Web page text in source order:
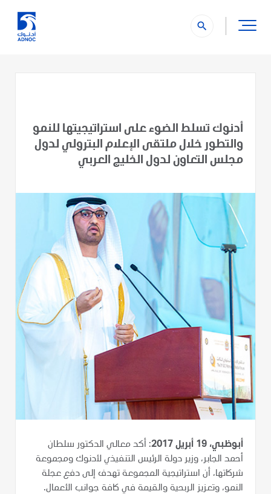
search
أدنوك تسلط الضوء على استراتيجيتها للنمو
والتطور خلال ملتقى الإعلام البترولي لدول
مجلس التعاون لدول الخليج العربي
أبوظبي، 19 أبريل 2017
: أكد معالي الدكتور سلطان
أحمد الجابر، وزير دولة الرئيس التنفيذي لأدنوك ومجموعة
شركاتها، أن استراتيجية المجموعة تهدف إلى دفع عجلة
النمو، وتعزيز الربحية والقيمة في كافة جوانب الأعمال.